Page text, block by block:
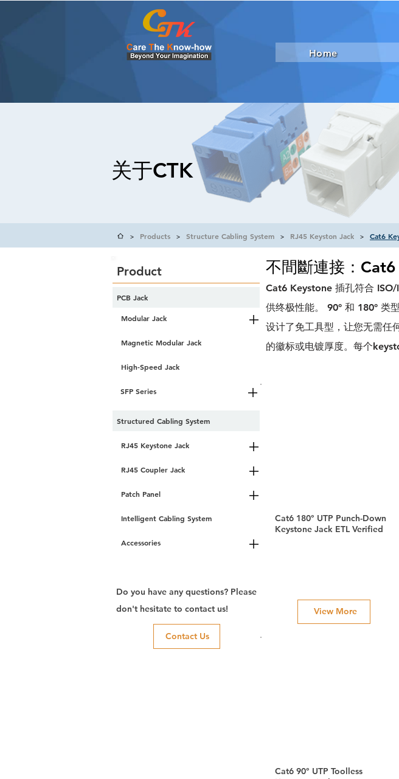
Home
关于CTK
> Products > Structure Cabling System > RJ45 Keyston Jack > Cat6
High-Speed Jack
SFP Series
Structured Cabling System
RJ45 Keystone Jack
RJ45 Coupler Jack
Patch Panel
Intelligent Cabling System
Accessories
Modular Jack
PCB Jack
Magnetic Modular Jack
Product
Do you have any questions? Please
don't hesitate to contact us!
Contact Us
不間斷連接：
Cat6 Keystone 插孔符合
供终极性能。 90° 和 180° 类
设计了免工具型，让您无需任
的徽标或电镀厚度。每个
View More
Cat6 180° UTP Punch-Down
Keystone Jack ETL Verified
Cat6 90° UTP Toolless